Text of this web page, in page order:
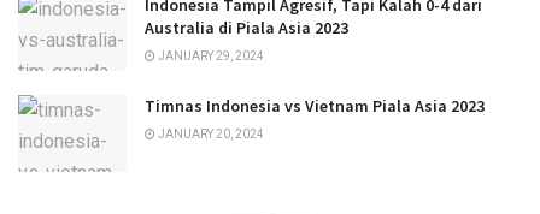
Australia di Piala Asia 2023
JANUARY 29, 2024
Timnas Indonesia vs Vietnam Piala Asia 2023
JANUARY 20, 2024